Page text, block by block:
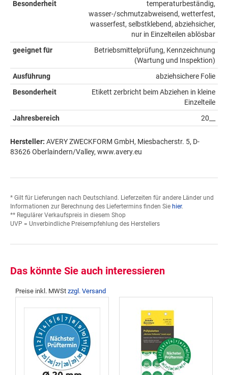
Besonderheit
temperaturbeständig,
wasser-/schmutzabweisend, wetterfest,
wasserfest, selbstklebend, abziehsicher,
nur in Einzelteilen ablösbar
geeignet für
Betriebsmittelprüfung, Kennzeichnung
(Wartung und Inspektion)
Ausführung
abziehsichere Folie
Besonderheit
Etikett zerbricht beim Abziehen in kleine
Einzelteile
Jahresbereich
20__
Hersteller: AVERY ZWECKFORM GmbH, Miesbacherstr. 5, D-
83626 Oberlaindern/Valley, www.avery.eu
* Gilt für Lieferungen nach Deutschland. Lieferzeiten für andere Länder und
Informationen zur Berechnung des Liefertermins finden Sie hier.
** Regulärer Verkaufspreis in diesem Shop
UVP = Unverbindliche Preisempfehlung des Herstellers
Das könnte Sie auch interessieren
Preise inkl. MWSt zzgl. Versand